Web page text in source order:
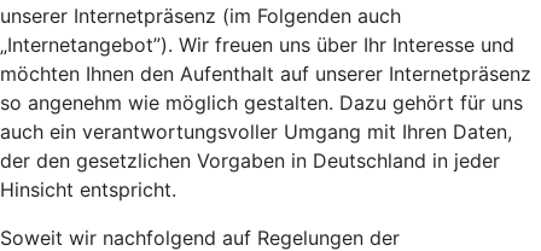
unserer Internetpräsenz (im Folgenden auch
„Internetangebot”). Wir freuen uns über Ihr Interesse und
möchten Ihnen den Aufenthalt auf unserer Internetpräsenz
so angenehm wie möglich gestalten. Dazu gehört für uns
auch ein verantwortungsvoller Umgang mit Ihren Daten,
der den gesetzlichen Vorgaben in Deutschland in jeder
Hinsicht entspricht.
Soweit wir nachfolgend auf Regelungen der